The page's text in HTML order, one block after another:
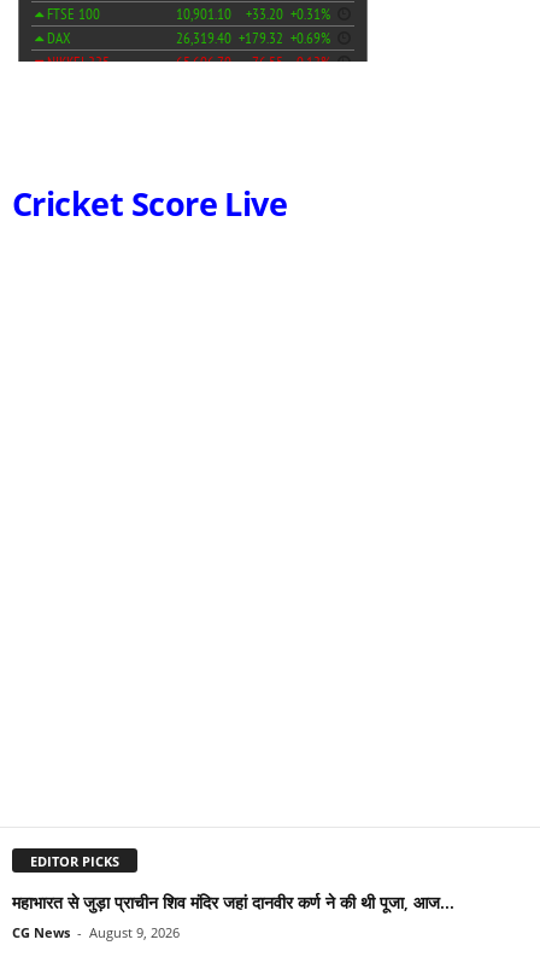
Cricket Score Live
EDITOR PICKS
महाभारत से जुड़ा प्राचीन शिव मंदिर जहां दानवीर कर्ण ने की थी पूजा, आज...
CG News - August 9, 2026